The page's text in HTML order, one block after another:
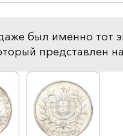
был именно тот
представлен